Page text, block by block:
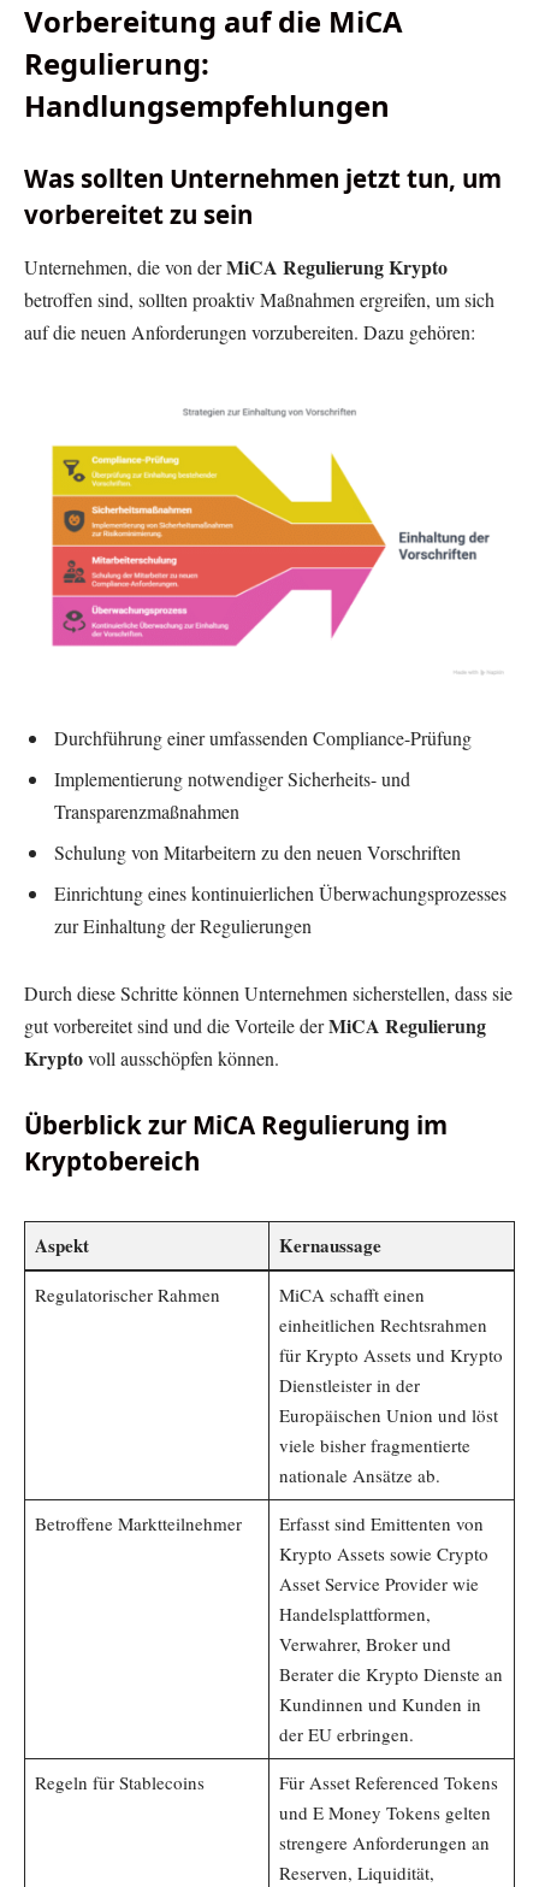
Vorbereitung auf die MiCA
Regulierung:
Handlungsempfehlungen
Was sollten Unternehmen jetzt tun, um
vorbereitet zu sein
Unternehmen, die von derMiCA Regulierung Krypto
betroffen sind, sollten proaktiv Maßnahmen ergreifen, um sich
auf die neuen Anforderungen vorzubereiten. Dazu gehören:
Durchführung einer umfassenden Compliance-Prüfung
Implementierung notwendiger Sicherheits- und
Transparenzmaßnahmen
Schulung von Mitarbeitern zu den neuen Vorschriften
Einrichtung eines kontinuierlichen Überwachungsprozesses
zur Einhaltung der Regulierungen
Durch diese Schritte können Unternehmen sicherstellen, dass sie
gut vorbereitet sind und die Vorteile derMiCA Regulierung
Kryptovoll ausschöpfen können.
Überblick zur MiCA Regulierung im
Kryptobereich
Aspekt Kernaussage
Regulatorischer Rahmen
MiCA schafft einen
einheitlichen Rechtsrahmen
für Krypto Assets und Krypto
Dienstleister in der
Europäischen Union und löst
viele bisher fragmentierte
nationale Ansätze ab.
Betroffene Marktteilnehmer
Erfasst sind Emittenten von
Krypto Assets sowie Crypto
Asset Service Provider wie
Handelsplattformen,
Verwahrer, Broker und
Berater die Krypto Dienste an
Kundinnen und Kunden in
der EU erbringen.
Regeln für Stablecoins
Für Asset Referenced Tokens
und E Money Tokens gelten
strengere Anforderungen an
Reserven, Liquidität,